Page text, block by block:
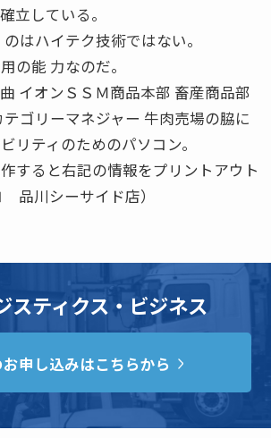
立している。
はハイテク技術ではない。
の能 力なのだ。
イオンＳＳＭ商品本部 畜産商品部
ゴリーマネジャー 牛肉売場の脇に
リティのためのパソコン。
すると右記の情報をプリントアウト
品川シーサイド店）
スティクス・ビジネス
申し込みはこちらから